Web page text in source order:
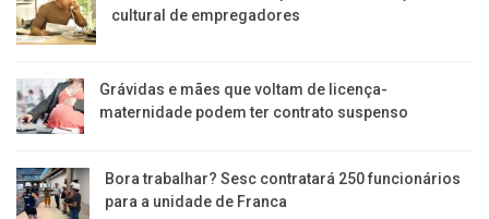
cultural de empregadores
Grávidas e mães que voltam de licença-
maternidade podem ter contrato suspenso
Bora trabalhar? Sesc contratará 250 funcionários
para a unidade de Franca